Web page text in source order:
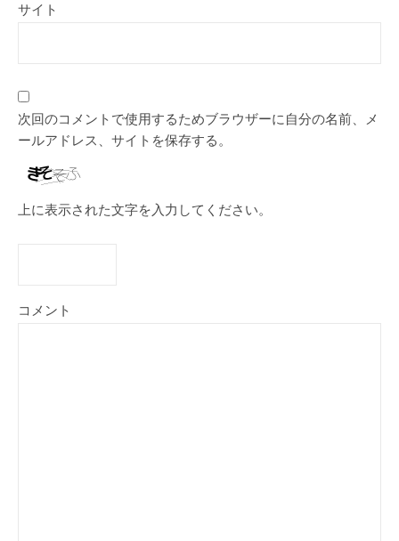
サイト
次回のコメントで使用するためブラウザーに自分の名前、メ
ールアドレス、サイトを保存する。
上に表示された文字を入力してください。
コメント